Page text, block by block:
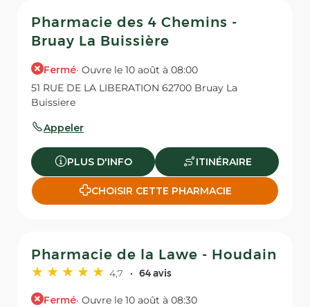
Pharmacie des 4 Chemins -
Bruay La Buissière
Fermé· Ouvre le 10 août à 08:00
51 RUE DE LA LIBERATION 62700 Bruay La
Buissiere
Appeler
PLUS D'INFO ITINÉRAIRE
CHOISIR CETTE PHARMACIE
Pharmacie de la Lawe - Houdain
4,7 64 avis
Fermé· Ouvre le 10 août à 08:30